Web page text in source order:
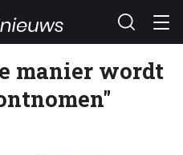
manier wordt